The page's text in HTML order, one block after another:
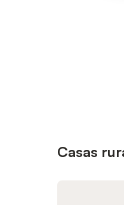
Casas